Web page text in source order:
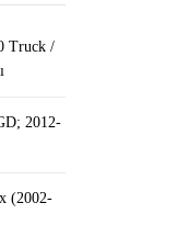
Truck /
2012-
(2002-